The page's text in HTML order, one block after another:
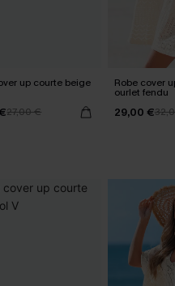
up courte beige
27,00 €
Robe cover
ourlet fendu
29,00 €